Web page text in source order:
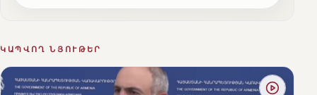
ԿԱՊՎՈՂ ՆՅՈՒԹԵՐ